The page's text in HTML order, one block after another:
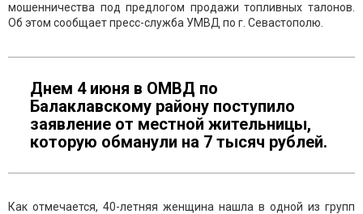
мошенничества под предлогом продажи топливных талонов.
Об этом сообщает пресс-служба УМВД по г. Севастополю.
Днем 4 июня в ОМВД по
Балаклавскому району поступило
заявление от местной жительницы,
которую обманули на 7 тысяч рублей.
Как отмечается, 40-летняя женщина нашла в одной из групп